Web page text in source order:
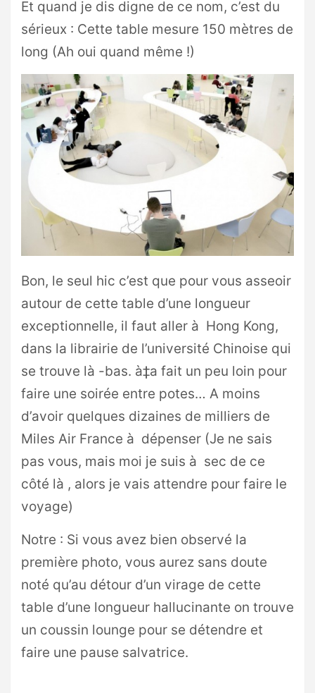
Et quand je dis digne de ce nom, c’est du
sérieux : Cette table mesure 150 mètres de
long (Ah oui quand même !)
Bon, le seul hic c’est que pour vous asseoir
autour de cette table d’une longueur
exceptionnelle, il faut aller à Hong Kong,
dans la librairie de l’université Chinoise qui
se trouve là -bas. à‡a fait un peu loin pour
faire une soirée entre potes… A moins
d’avoir quelques dizaines de milliers de
Miles Air France à dépenser (Je ne sais
pas vous, mais moi je suis à sec de ce
côté là , alors je vais attendre pour faire le
voyage)
Notre : Si vous avez bien observé la
première photo, vous aurez sans doute
noté qu’au détour d’un virage de cette
table d’une longueur hallucinante on trouve
un coussin lounge pour se détendre et
faire une pause salvatrice.